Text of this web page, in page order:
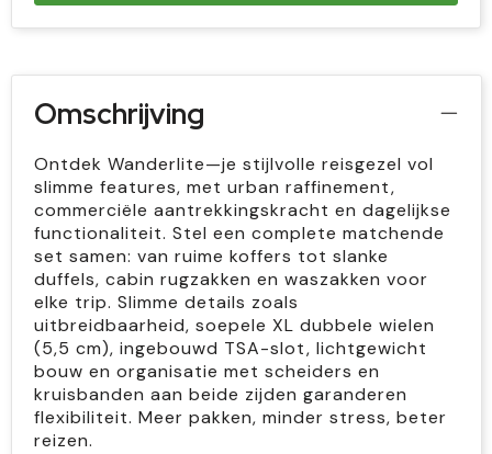
Omschrijving
Ontdek Wanderlite—je stijlvolle reisgezel vol
slimme features, met urban raffinement,
commerciële aantrekkingskracht en dagelijkse
functionaliteit. Stel een complete matchende
set samen: van ruime koffers tot slanke
duffels, cabin rugzakken en waszakken voor
elke trip. Slimme details zoals
uitbreidbaarheid, soepele XL dubbele wielen
(5,5 cm), ingebouwd TSA-slot, lichtgewicht
bouw en organisatie met scheiders en
kruisbanden aan beide zijden garanderen
flexibiliteit. Meer pakken, minder stress, beter
reizen.